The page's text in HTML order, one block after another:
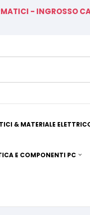
- INGROSSO
& MATERIALE
E COMPONENTI PC